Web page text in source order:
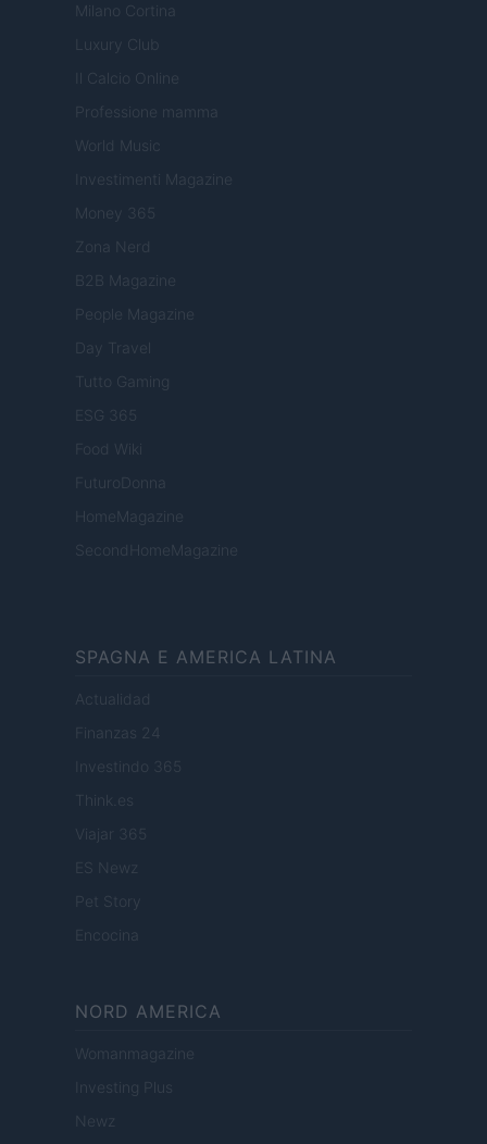
Milano Cortina
Luxury Club
Il Calcio Online
Professione mamma
World Music
Investimenti Magazine
Money 365
Zona Nerd
B2B Magazine
People Magazine
Day Travel
Tutto Gaming
ESG 365
Food Wiki
FuturoDonna
HomeMagazine
SecondHomeMagazine
SPAGNA E AMERICA LATINA
Actualidad
Finanzas 24
Investindo 365
Think.es
Viajar 365
ES Newz
Pet Story
Encocina
NORD AMERICA
Womanmagazine
Investing Plus
Newz